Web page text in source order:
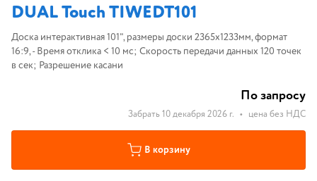
DUAL Touch TIWEDT101
Доска интерактивная 101", размеры доски 2365х1233мм, формат
16:9, - Время отклика < 10 мс; Скорость передачи данных 120 точек
в сек; Разрешение касани
По запросу
Забрать 10 декабря 2026 г. • цена без НДС
В корзину